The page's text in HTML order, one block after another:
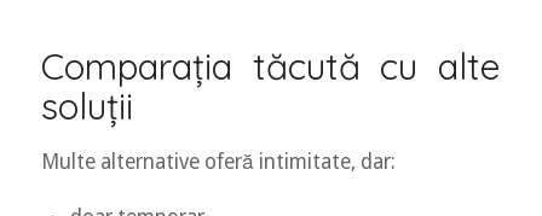
Comparația tăcută cu alte
soluții
Multe alternative oferă intimitate, dar: